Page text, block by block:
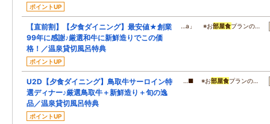
ポイントUP
【直前割】【夕食ダイニング】最安値★創業
99年に感謝♪厳選和牛に新鮮造りでこの価
格！／温泉貸切風呂特典
ポイントUP
…a」 ※お部屋食プランの…
U2D【夕食ダイニング】鳥取牛サーロイン特
選ディナー♪厳選鳥取牛＋新鮮造り＋旬の逸
品／温泉貸切風呂特典
ポイントUP
…■ ※お部屋食プランの…